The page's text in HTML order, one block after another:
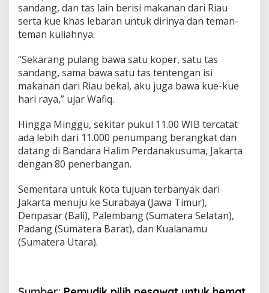
sandang, dan tas lain berisi makanan dari Riau
serta kue khas lebaran untuk dirinya dan teman-
teman kuliahnya.
“Sekarang pulang bawa satu koper, satu tas
sandang, sama bawa satu tas tentengan isi
makanan dari Riau bekal, aku juga bawa kue-kue
hari raya,” ujar Wafiq.
Hingga Minggu, sekitar pukul 11.00 WIB tercatat
ada lebih dari 11.000 penumpang berangkat dan
datang di Bandara Halim Perdanakusuma, Jakarta
dengan 80 penerbangan.
Sementara untuk kota tujuan terbanyak dari
Jakarta menuju ke Surabaya (Jawa Timur),
Denpasar (Bali), Palembang (Sumatera Selatan),
Padang (Sumatera Barat), dan Kualanamu
(Sumatera Utara).